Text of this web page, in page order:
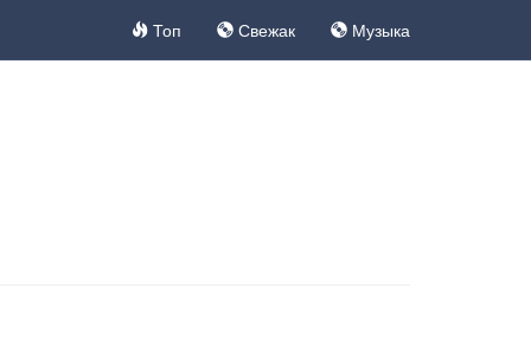
Топ Свежак Музыка